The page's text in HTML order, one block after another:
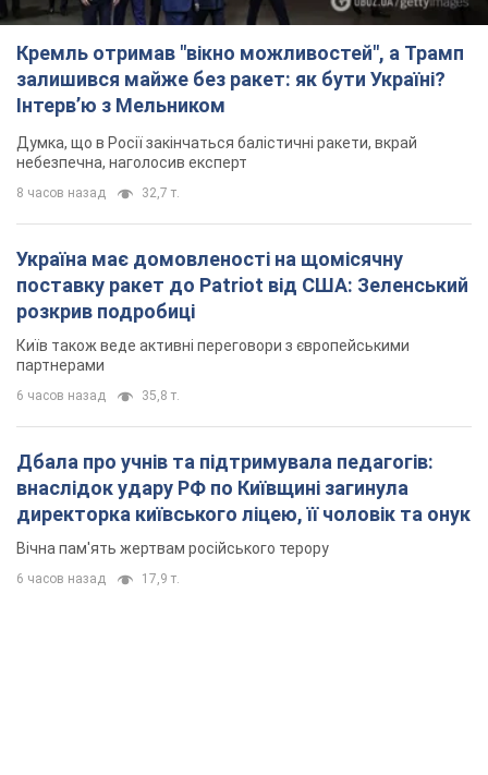
Кремль отримав "вікно можливостей", а Трамп
залишився майже без ракет: як бути Україні?
Інтерв’ю з Мельником
Думка, що в Росії закінчаться балістичні ракети, вкрай
небезпечна, наголосив експерт
8 часов назад 32,7 т.
Україна має домовленості на щомісячну
поставку ракет до Patriot від США: Зеленський
розкрив подробиці
Київ також веде активні переговори з європейськими
партнерами
6 часов назад 35,8 т.
Дбала про учнів та підтримувала педагогів:
внаслідок удару РФ по Київщині загинула
директорка київського ліцею, її чоловік та онук
Вічна пам'ять жертвам російського терору
6 часов назад 17,9 т.